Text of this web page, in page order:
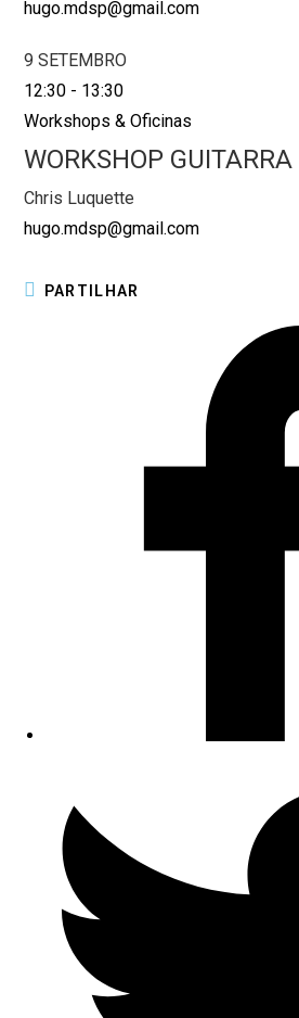
hugo.mdsp@gmail.com
9 SETEMBRO
12:30 - 13:30
Workshops & Oficinas
WORKSHOP GUITARRA
Chris Luquette
hugo.mdsp@gmail.com
PARTILHAR